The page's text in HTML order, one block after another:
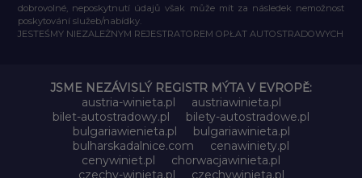
dobrovolné, neposkytnutí údajů však může mít za následek nemožnost
poskytování služeb/nabídky.
JESTEŚMY NIEZALEŻNYM REJESTRATOREM OPŁAT AUTOSTRADOWYCH
JSME NEZÁVISLÝ REGISTR MÝTA V EVROPĚ:
austria-winieta.pl
austriawinieta.pl
bilet-autostradowy.pl
bilety-autostradowe.pl
bulgariawienieta.pl
bulgariawinieta.pl
bulharskadalnice.com
cenawiniety.pl
cenywiniet.pl
chorwacjawinieta.pl
czechy-winieta.pl
czechywinieta.pl